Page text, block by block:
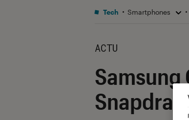
Tech Smartphones
ACTU
Samsung